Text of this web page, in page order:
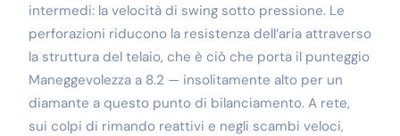
intermedi: la velocità di swing sotto pressione. Le
perforazioni riducono la resistenza dell’aria attraverso
la struttura del telaio, che è ciò che porta il punteggio
Maneggevolezza a 8.2 — insolitamente alto per un
diamante a questo punto di bilanciamento. A rete,
sui colpi di rimando reattivi e negli scambi veloci,